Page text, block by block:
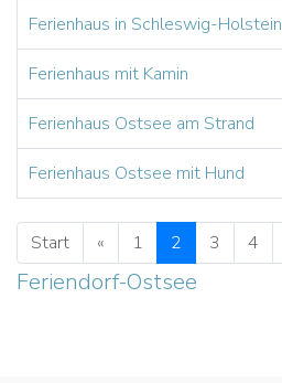
Ferienhaus in Schleswig-Holstein
Ferienhaus mit Kamin
Ferienhaus Ostsee am Strand
Ferienhaus Ostsee mit Hund
Start « 1 2 3 4
Feriendorf-Ostsee